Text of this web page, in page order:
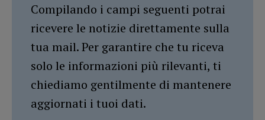
Compilando i campi seguenti potrai
ricevere le notizie direttamente sulla
tua mail. Per garantire che tu riceva
solo le informazioni più rilevanti, ti
chiediamo gentilmente di mantenere
aggiornati i tuoi dati.